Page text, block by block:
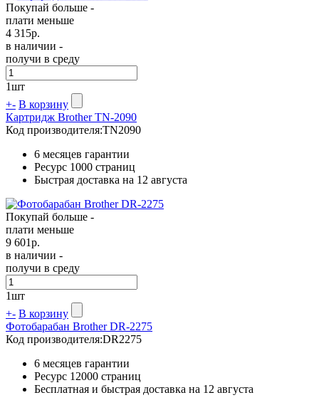
Покупай больше -
плати меньше
4 315р.
в наличии -
получи в среду
1шт
+- В корзину
Картридж Brother TN-2090
Код производителя:TN2090
6 месяцев гарантии
Ресурс 1000 страниц
Быстрая доставка на 12 августа
Покупай больше -
плати меньше
9 601р.
в наличии -
получи в среду
1шт
+- В корзину
Фотобарабан Brother DR-2275
Код производителя:DR2275
6 месяцев гарантии
Ресурс 12000 страниц
Бесплатная и быстрая доставка на 12 августа